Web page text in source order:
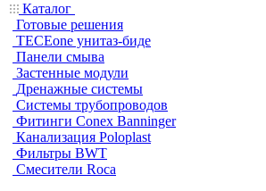
Каталог
Готовые решения
TECEone унитаз-биде
Панели смыва
Застенные модули
Дренажные системы
Системы трубопроводов
Фитинги Conex Banninger
Канализация Poloplast
Фильтры BWT
Смесители Roca